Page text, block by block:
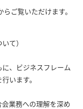
らご覧いただけます。
て）
、ビジネスフレーム
います。
業務への理解を深め